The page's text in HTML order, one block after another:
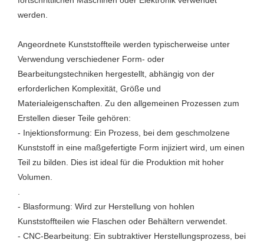
werden.
Angeordnete Kunststoffteile werden typischerweise unter
Verwendung verschiedener Form- oder
Bearbeitungstechniken hergestellt, abhängig von der
erforderlichen Komplexität, Größe und
Materialeigenschaften. Zu den allgemeinen Prozessen zum
Erstellen dieser Teile gehören:
- Injektionsformung: Ein Prozess, bei dem geschmolzene
Kunststoff in eine maßgefertigte Form injiziert wird, um einen
Teil zu bilden. Dies ist ideal für die Produktion mit hoher
Volumen.
- Blasformung: Wird zur Herstellung von hohlen
Kunststoffteilen wie Flaschen oder Behältern verwendet.
- CNC-Bearbeitung: Ein subtraktiver Herstellungsprozess, bei